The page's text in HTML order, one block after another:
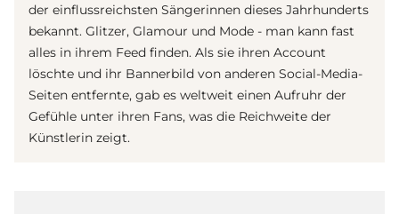
der einflussreichsten Sängerinnen dieses Jahrhunderts
bekannt. Glitzer, Glamour und Mode - man kann fast
alles in ihrem Feed finden. Als sie ihren Account
löschte und ihr Bannerbild von anderen Social-Media-
Seiten entfernte, gab es weltweit einen Aufruhr der
Gefühle unter ihren Fans, was die Reichweite der
Künstlerin zeigt.